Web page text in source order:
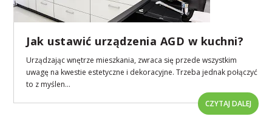
Jak ustawić urządzenia AGD w kuchni?
Urządzając wnętrze mieszkania, zwraca się przede wszystkim
uwagę na kwestie estetyczne i dekoracyjne. Trzeba jednak połączyć
to z myślen...
CZYTAJ DALEJ